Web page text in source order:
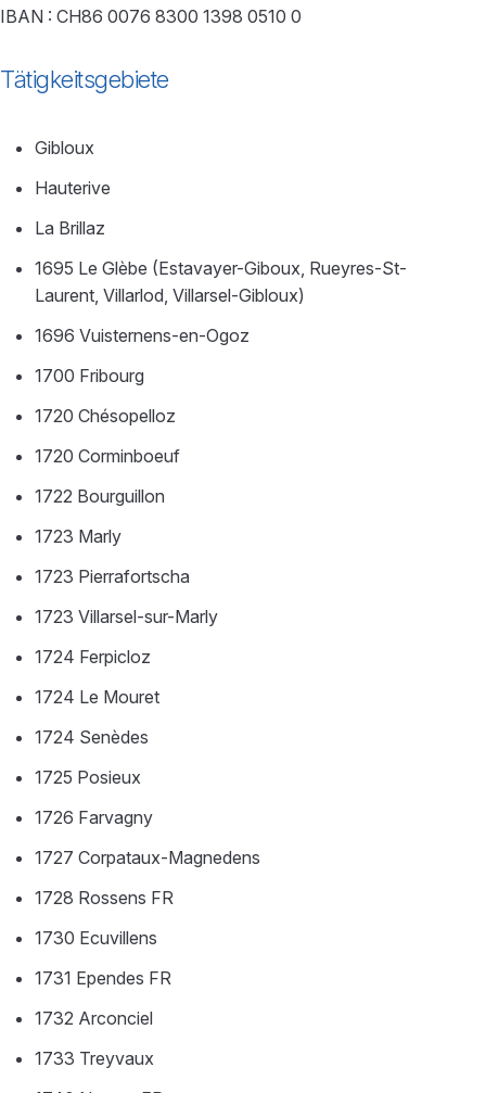
IBAN : CH86 0076 8300 1398 0510 0
Tätigkeitsgebiete
Gibloux
Hauterive
La Brillaz
1695 Le Glèbe (Estavayer-Giboux, Rueyres-St-
Laurent, Villarlod, Villarsel-Gibloux)
1696 Vuisternens-en-Ogoz
1700 Fribourg
1720 Chésopelloz
1720 Corminboeuf
1722 Bourguillon
1723 Marly
1723 Pierrafortscha
1723 Villarsel-sur-Marly
1724 Ferpicloz
1724 Le Mouret
1724 Senèdes
1725 Posieux
1726 Farvagny
1727 Corpataux-Magnedens
1728 Rossens FR
1730 Ecuvillens
1731 Ependes FR
1732 Arconciel
1733 Treyvaux